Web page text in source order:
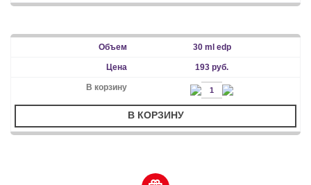
30 ml edp
193 руб.
В КОРЗИНУ